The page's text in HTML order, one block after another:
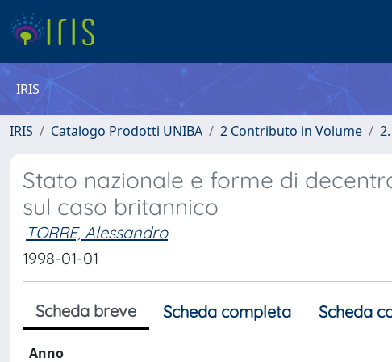
IRIS
IRIS Catalogo Prodotti UNIBA 2 Contributo in Volume
Stato nazionale e forme di
sul caso britannico
TORRE, Alessandro
1998-01-01
Scheda breve Scheda completa Scheda
Anno